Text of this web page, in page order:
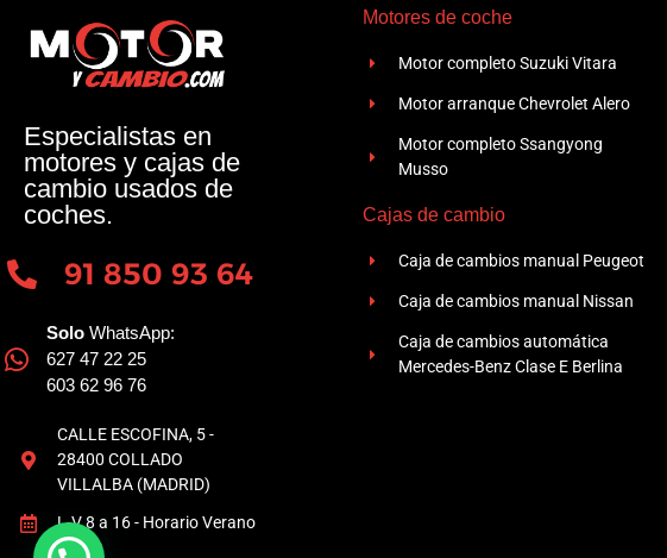
Especialistas en
motores y cajas de
cambio usados de
coches.
91 850 93 64
Solo WhatsApp:
627 47 22 25
603 62 96 76
CALLE ESCOFINA, 5 -
28400 COLLADO
VILLALBA (MADRID)
L-V 8 a 16 - Horario Verano
Motores de coche
Motor completo Suzuki Vitara
Motor arranque Chevrolet Alero
Motor completo Ssangyong
Musso
Cajas de cambio
Caja de cambios manual Peugeot
Caja de cambios manual Nissan
Caja de cambios automática
Mercedes-Benz Clase E Berlina